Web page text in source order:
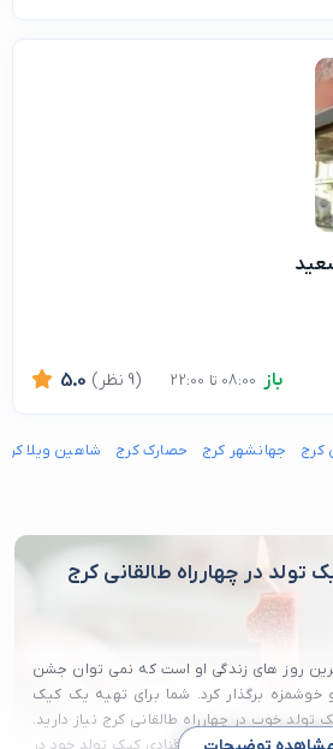
باز 5.0 (9 نظر)
کرج جهانشهر کرج حصارک کرج شاهین ویلا کرج
تولد در چهارراه طالقانی کرج
روز های زندگی او است که نمی توان جشن
برگذار کرد. شما برای تهیه یک کیک
خوب در چهارراه طالقانی کرج نیاز دارید.
و به دنبال یک قنادی کیک تولد خود در